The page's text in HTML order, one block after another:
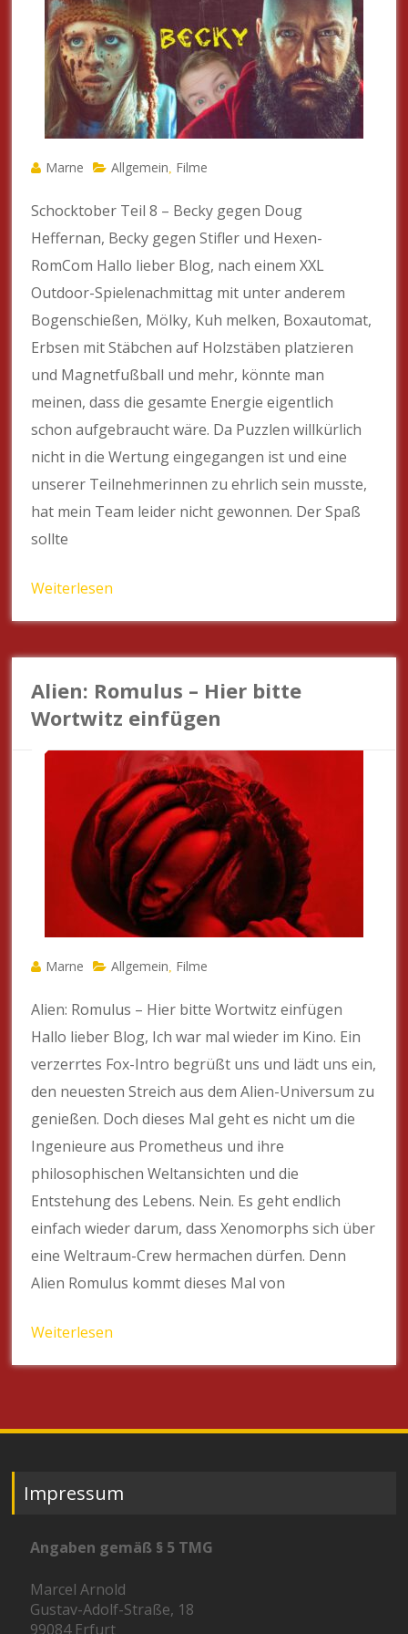
Marne Allgemein Filme
Schocktober Teil 8 – Becky gegen Doug
Heffernan, Becky gegen Stifler und Hexen-
RomCom Hallo lieber Blog, nach einem XXL
Outdoor-Spielenachmittag mit unter anderem
Bogenschießen, Mölky, Kuh melken, Boxautomat,
Erbsen mit Stäbchen auf Holzstäben platzieren
und Magnetfußball und mehr, könnte man
meinen, dass die gesamte Energie eigentlich
schon aufgebraucht wäre. Da Puzzlen willkürlich
nicht in die Wertung eingegangen ist und eine
unserer Teilnehmerinnen zu ehrlich sein musste,
hat mein Team leider nicht gewonnen. Der Spaß
sollte
Weiterlesen
Alien: Romulus – Hier bitte
Wortwitz einfügen
Marne Allgemein Filme
Alien: Romulus – Hier bitte Wortwitz einfügen
Hallo lieber Blog, Ich war mal wieder im Kino. Ein
verzerrtes Fox-Intro begrüßt uns und lädt uns ein,
den neuesten Streich aus dem Alien-Universum zu
genießen. Doch dieses Mal geht es nicht um die
Ingenieure aus Prometheus und ihre
philosophischen Weltansichten und die
Entstehung des Lebens. Nein. Es geht endlich
einfach wieder darum, dass Xenomorphs sich über
eine Weltraum-Crew hermachen dürfen. Denn
Alien Romulus kommt dieses Mal von
Weiterlesen
Impressum
Angaben gemäß § 5 TMG
Marcel Arnold
Gustav-Adolf-Straße, 18
99084 Erfurt